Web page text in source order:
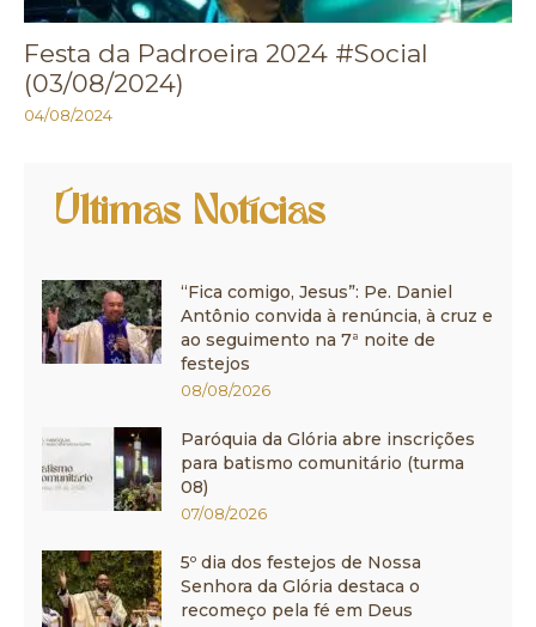
Festa da Padroeira 2024 #Social
(03/08/2024)
04/08/2024
Últimas Notícias
“Fica comigo, Jesus”: Pe. Daniel
Antônio convida à renúncia, à cruz e
ao seguimento na 7ª noite de
festejos
08/08/2026
Paróquia da Glória abre inscrições
para batismo comunitário (turma
08)
07/08/2026
5º dia dos festejos de Nossa
Senhora da Glória destaca o
recomeço pela fé em Deus